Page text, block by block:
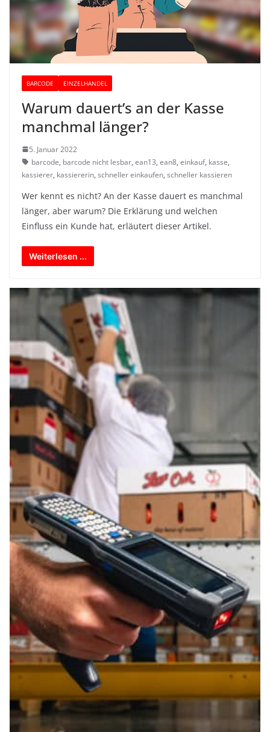
BARCODE EINZELHANDEL
Warum dauert’s an der Kasse
manchmal länger?
5. Januar 2022
barcode, barcode nicht lesbar, ean13, ean8, einkauf, kasse,
kassierer, kassiererin, schneller einkaufen, schneller kassieren
Wer kennt es nicht? An der Kasse dauert es manchmal
länger, aber warum? Die Erklärung und welchen
Einfluss ein Kunde hat, erläutert dieser Artikel.
Weiterlesen ...